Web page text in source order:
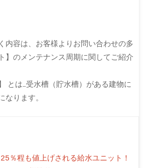
内容は、お客様よりお問い合わせの多
】のメンテナンス周期に関してご紹介
とは…受水槽（貯水槽）がある建物に
なります。
％程も値上げされる給水ユニット！